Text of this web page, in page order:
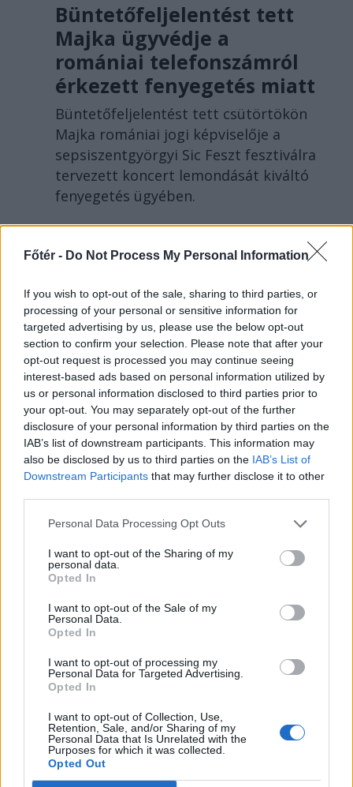
Főtér - Do Not Process My Personal Information
If you wish to opt-out of the sale, sharing to third parties, or
processing of your personal or sensitive information for
targeted advertising by us, please use the below opt-out
section to confirm your selection. Please note that after your
opt-out request is processed you may continue seeing
interest-based ads based on personal information utilized by
us or personal information disclosed to third parties prior to
your opt-out. You may separately opt-out of the further
disclosure of your personal information by third parties on the
IAB’s list of downstream participants. This information may
also be disclosed by us to third parties on the IAB’s List of
Downstream Participants that may further disclose it to other
Personal Data Processing Opt Outs
I want to opt-out of the Sharing of my
personal data.
Opted In
I want to opt-out of the Sale of my
Personal Data.
Opted In
I want to opt-out of processing my
Personal Data for Targeted Advertising.
Opted In
I want to opt-out of Collection, Use,
Retention, Sale, and/or Sharing of my
Personal Data that Is Unrelated with the
Purposes for which it was collected.
Opted Out
Büntetőfeljelentést tett
Majka ügyvédje a
romániai telefonszámról
érkezett fenyegetés miatt
Büntetőfeljelentést tett csütörtökön
Majka romániai jogi képviselője a
sepsiszentgyörgyi Sic Feszt fesztiválra
tervezett koncert lemondását kiváltó
fenyegetés ügyében.
Életveszélyesen
megfenyegették Majkát,
elmarad a
sepsiszentgyörgyi
koncertje
Életveszélyes fenyegetést kapott
Majka, ezért elmarad a
sepsiszentgyörgyi koncertje. Az előadó
közösségi oldalán azt írta,
ismeretlenek azt is tudják, hol
rendezvényt és milyen útvonalon
közlekednének Erdélyben.
//még
több
főtér.ro
2023. JANUÁR 02., HÉTFŐ